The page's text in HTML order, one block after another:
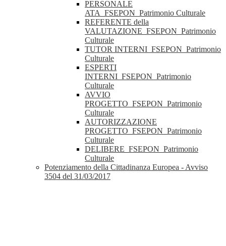
PERSONALE
ATA_FSEPON_Patrimonio Culturale
REFERENTE della
VALUTAZIONE_FSEPON_Patrimonio
Culturale
TUTOR INTERNI_FSEPON_Patrimonio
Culturale
ESPERTI
INTERNI_FSEPON_Patrimonio
Culturale
AVVIO
PROGETTO_FSEPON_Patrimonio
Culturale
AUTORIZZAZIONE
PROGETTO_FSEPON_Patrimonio
Culturale
DELIBERE_FSEPON_Patrimonio
Culturale
Potenziamento della Cittadinanza Europea - Avviso
3504 del 31/03/2017